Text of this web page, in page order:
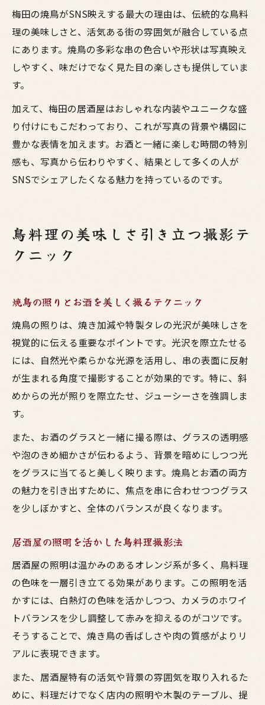
梅田の焼鳥がSNS映えする最大の理由は、伝統的な鳥料
理の美味しさと、活気ある街の雰囲気が融合している点
にあります。焼鳥の多彩な串の色合いや形状は写真映え
しやすく、味だけでなく見た目の楽しさも提供していま
す。
加えて、梅田の居酒屋はおしゃれな内装やユニークな盛
り付けにもこだわっており、これが写真の背景や構図に
豊かな表情を加えます。お酒と一緒に楽しむ時間の特別
感も、写真から伝わりやすく、結果として多くの人が
SNSでシェアしたくなる魅力を持っているのです。
鳥料理の美味しさ引き立つ撮影テ
クニック
焼鳥の照りとお酒を美しく撮るテクニック
焼鳥の照りは、焼き加減や特製タレの光沢が美味しさを
視覚的に伝える重要なポイントです。光沢を際立たせる
には、自然光や柔らかな光源を活用し、串の表面に反射
が生まれる角度で撮影することが効果的です。特に、斜
めからの光が照りを際立たせ、ジューシーさを強調しま
す。
また、お酒のグラスと一緒に撮る際は、グラスの透明感
や泡のきめ細かさが伝わるよう、背景を暗めにしつつ光
をグラスに当てると美しく映ります。焼鳥とお酒の両方
の魅力を引き出すために、焦点を串に合わせつつグラス
を少しぼかすと、全体のバランスが良くなります。
居酒屋の照明を活かした鳥料理撮影法
居酒屋の照明は温かみのあるオレンジ系が多く、鳥料理
の色味を一層引き立てる効果があります。この照明を活
かすには、白熱灯の色味を活かしつつ、カメラのホワイ
トバランスを少し調整して赤みを抑えるのがコツです。
そうすることで、焼き鳥の香ばしさや肉の質感がよりリ
アルに表現できます。
また、居酒屋特有の活気や背景の雰囲気を取り入れるた
めに、料理だけでなく店内の照明や木製のテーブル、提